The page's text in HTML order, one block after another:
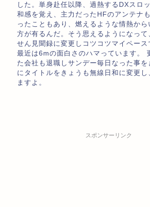
した。単身赴任以降、過熱するDXスロ
和感を覚え、主力だったHFのアンテナ
ったこともあり、燃えるような情熱から
方が有るんだ。そう思えるようになって
せん見聞録に変更しコツコツマイペース
最近は6mの面白さのハマっています。
た会社も退職しサンデー毎日なった事を
にタイトルをきょうも無線日和に変更し
ますよ。
スポンサーリンク